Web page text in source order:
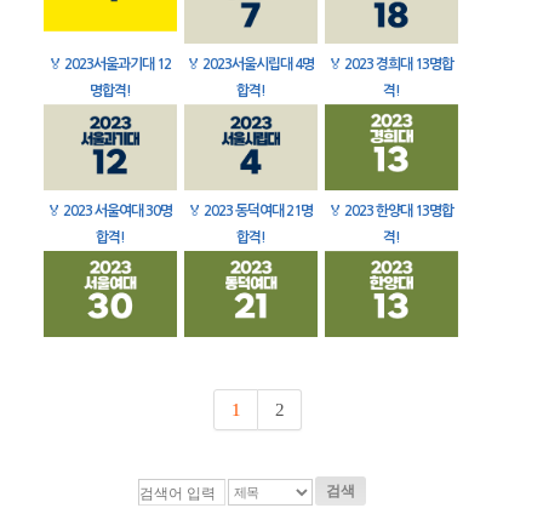
🏅 2023서울과기대 12
명합격!
🏅 2023서울시립대 4명
합격!
🏅 2023 경희대 13명합
격!
🏅 2023 서울여대 30명
합격!
🏅 2023 동덕여대 21명
합격!
🏅 2023 한양대 13명합
격!
1 2
검색